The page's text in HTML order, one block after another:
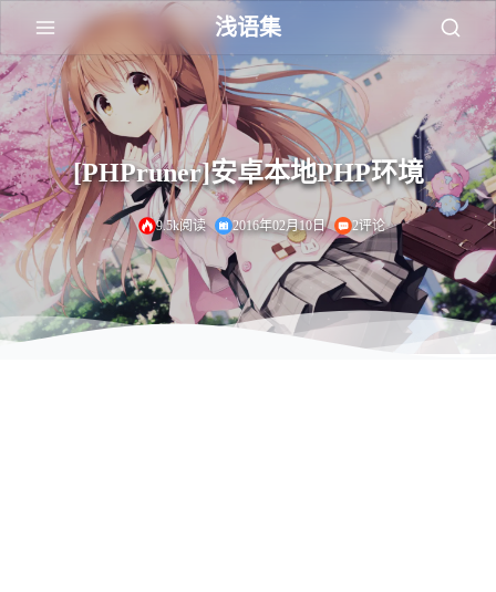
浅语集
[PHPruner]安卓本地PHP环境
9.5k阅读 2016年02月10日 2评论